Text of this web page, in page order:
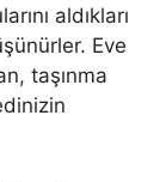
aldıkları
Eve
taşınma